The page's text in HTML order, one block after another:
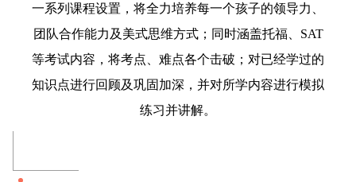
一系列课程设置，将全力培养每一个孩子的领导力、
团队合作能力及美式思维方式；同时涵盖托福、SAT
等考试内容，将考点、难点各个击破；对已经学过的
知识点进行回顾及巩固加深，并对所学内容进行模拟
练习并讲解。